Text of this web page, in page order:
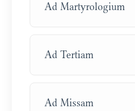
Ad Martyrologium
Ad Tertiam
Ad Missam